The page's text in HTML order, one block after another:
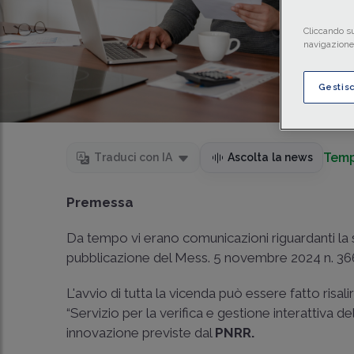
Traduci con IA Ascolta la news
Premessa
Da tempo vi erano comunicazioni riguardanti
pubblicazione del Mess. 5 novembre 2024 n.
L'avvio di tutta la vicenda può essere fatto
“Servizio per la verifica e gestione interattiva
innovazione previste dal PNRR.
Cliccando